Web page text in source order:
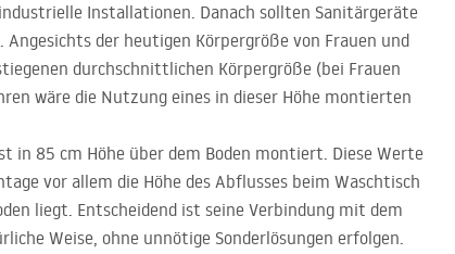
Installationen. Danach sollten Sanitärgeräte
der heutigen Körpergröße von Frauen und
durchschnittlichen Körpergröße (bei Frauen
wäre die Nutzung eines in dieser Höhe montierten
in 85 cm Höhe über dem Boden montiert. Diese Werte
vor allem die Höhe des Abflusses beim Waschtisch
liegt. Entscheidend ist seine Verbindung mit dem
Weise, ohne unnötige Sonderlösungen erfolgen.